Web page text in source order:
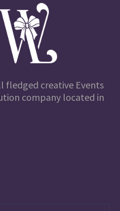
fledged creative Events
company located in